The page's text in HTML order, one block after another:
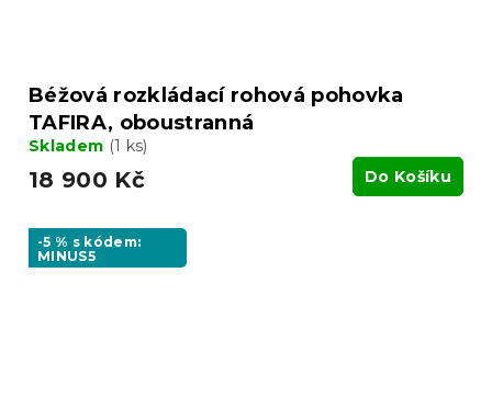
Béžová rozkládací rohová pohovka
TAFIRA, oboustranná
Skladem (1 ks)
18 900 Kč Do Košíku
-5 % s kódem:
MINUS5